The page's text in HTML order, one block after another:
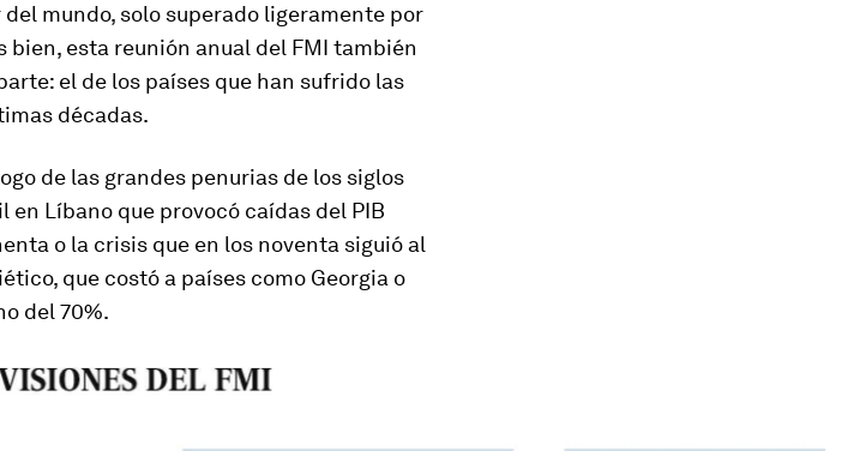
del mundo, solo superado ligeramente por
bien, esta reunión anual del FMI también
el de los países que han sufrido las
décadas.
de las grandes penurias de los siglos
en Líbano que provocó caídas del PIB
o la crisis que en los noventa siguió al
que costó a países como Georgia o
del 70%.